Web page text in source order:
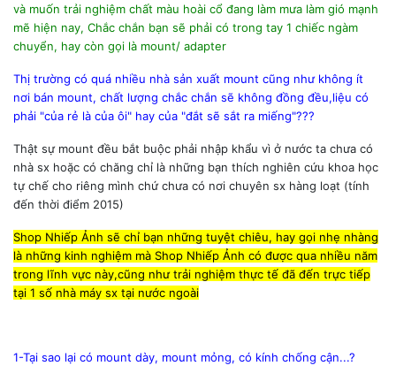
và muốn trải nghiệm chất màu hoài cổ đang làm mưa làm gió mạnh
mẽ hiện nay, Chắc chắn bạn sẽ phải có trong tay 1 chiếc ngàm
chuyển, hay còn gọi là mount/ adapter
Thị trường có quá nhiều nhà sản xuất mount cũng như không ít
nơi bán mount, chất lượng chắc chắn sẽ không đồng đều,liệu có
phải "của rẻ là của ôi" hay của "đắt sẽ sắt ra miếng"???
Thật sự mount đều bắt buộc phải nhập khẩu vì ở nước ta chưa có
nhà sx hoặc có chăng chỉ là những bạn thích nghiên cứu khoa học
tự chế cho riêng mình chứ chưa có nơi chuyên sx hàng loạt (tính
đến thời điểm 2015)
Shop Nhiếp Ảnh sẽ chỉ bạn những tuyệt chiêu, hay gọi nhẹ nhàng
là những kinh nghiệm mà Shop Nhiếp Ảnh có được qua nhiều năm
trong lĩnh vực này,cũng như trải nghiệm thực tế đã đến trực tiếp
tại 1 số nhà máy sx tại nước ngoài
1-Tại sao lại có mount dày, mount mỏng, có kính chống cận...?